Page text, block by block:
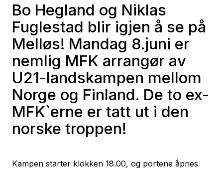
Bo Hegland og Niklas
Fuglestad blir igjen å se på
Melløs! Mandag 8.juni er
nemlig MFK arrangør av
U21-landskampen mellom
Norge og Finland. De to ex-
MFK`erne er tatt ut i den
norske troppen!
Kampen starter klokken 18.00, og portene åpnes